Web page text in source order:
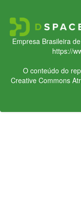
Empresa Brasileira
https://
O conteúdo do
Creative Commons